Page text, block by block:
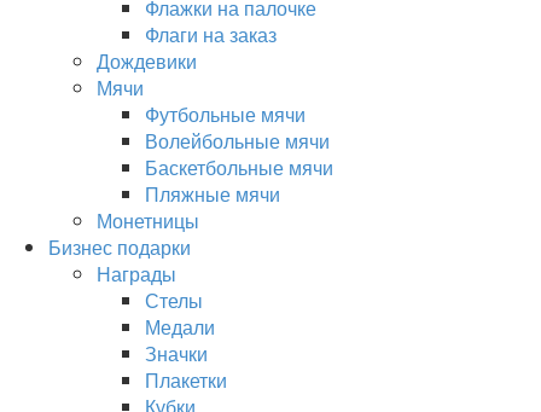
Флажки на палочке
Флаги на заказ
Дождевики
Мячи
Футбольные мячи
Волейбольные мячи
Баскетбольные мячи
Пляжные мячи
Монетницы
Бизнес подарки
Награды
Стелы
Медали
Значки
Плакетки